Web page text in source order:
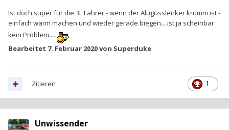
Ist doch super für die 3L Fahrer - wenn der Alugusslenker krumm ist -
einfach warm machen und wieder gerade biegen....ist ja scheinbar
kein Problem....
Bearbeitet 7. Februar 2020von Superduke
1
Zitieren
Unwissender